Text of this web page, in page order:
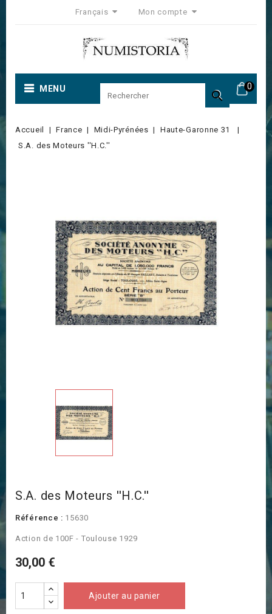
Français Mon compte
0
MENU 
Accueil France Midi-Pyrénées
Haute-Garonne 31
S.A. des Moteurs ''H.C.''
S.A. des Moteurs ''H.C.''
Référence : 15630
Action de 100F - Toulouse 1929
30,00 €
Ajouter au panier